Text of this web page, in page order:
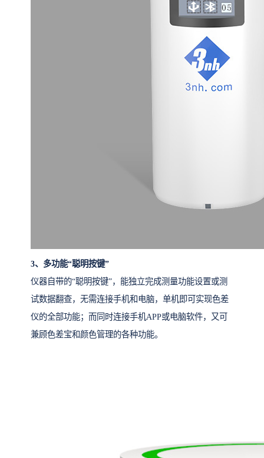
3、多功能“聪明按键”
仪器自带的“聪明按键”，能独立完成测量功能设置或测
试数据翻查，无需连接手机和电脑，单机即可实现色差
仪的全部功能；而同时连接手机APP或电脑软件，又可
兼顾色差宝和颜色管理的各种功能。